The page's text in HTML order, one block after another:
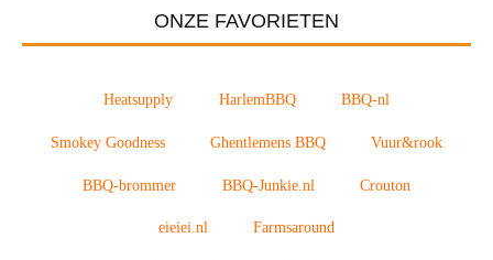
ONZE FAVORIETEN
Heatsupply HarlemBBQ BBQ-nl
Smokey Goodness Ghentlemens BBQ Vuur&rook
BBQ-brommer BBQ-Junkie.nl Crouton
eieiei.nl Farmsaround